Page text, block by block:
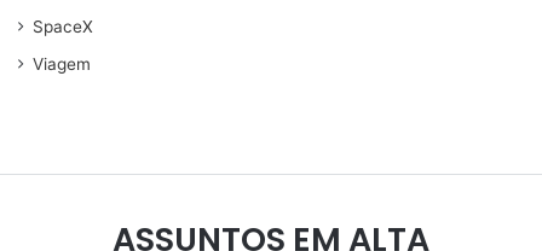
SpaceX
Viagem
ASSUNTOS EM ALTA